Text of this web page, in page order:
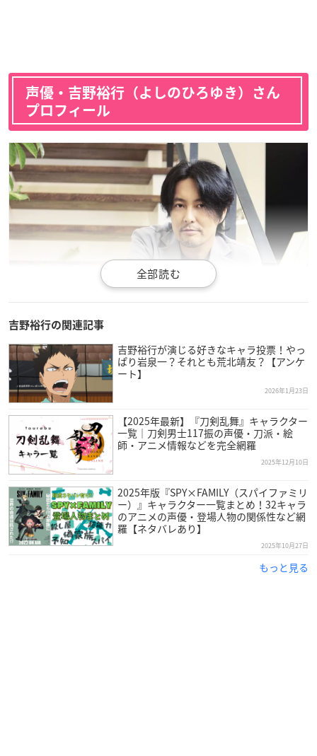
声優・吉野裕行（よしのひろゆき）さん
プロフィール
引用：ninelive.公式サイト
吉野裕行さんは千葉県出身で、現在株式会社ninelive.で活動し
ており、今年で52歳を迎えます。
自分の声を特徴的だと思っていたこともあり、幼少の頃から声
優という存在を意識していた吉野さん。専門学校と養成所を経
て、1996年にデビューを果たします。
イケメンから狂気的なキャラクターまで幅広い役を演じ、2013
年にはKiramuneレーベルよりソロアーティストとしてデビュ
ー。
吉野裕行の関連記事
吉野裕行が演じる好きなキャラ投票！やっ
ぱり岩泉一？それとも荒北靖友？【アンケ
ート】
2026年1月23日
【2025年最新】『刀剣乱舞』キャラクター
一覧｜刀剣男士117振の声優・刀派・絵
師・アニメ情報などを完全網羅
2025年12月10日
2025年版『SPY×FAMILY（スパイファミリ
ー）』キャラクター一覧まとめ！32キャラ
のアニメの声優・登場人物の関係性など網
羅【ネタバレあり】
2025年10月27日
もっと見る